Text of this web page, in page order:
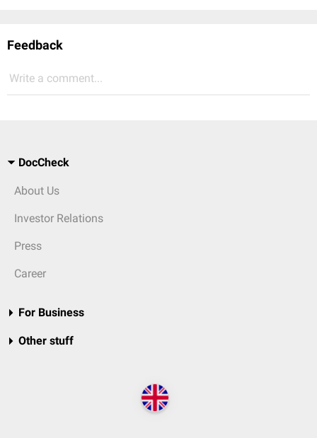
Feedback
Write a comment...
DocCheck
About Us
Investor Relations
Press
Career
For Business
Other stuff